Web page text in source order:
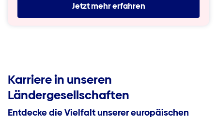
Jetzt mehr erfahren
Karriere in unseren
Ländergesellschaften
Entdecke die Vielfalt unserer europäischen